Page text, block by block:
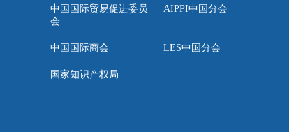
中国国际贸易促进委员
会
AIPPI中国分会
中国国际商会 LES中国分会
国家知识产权局